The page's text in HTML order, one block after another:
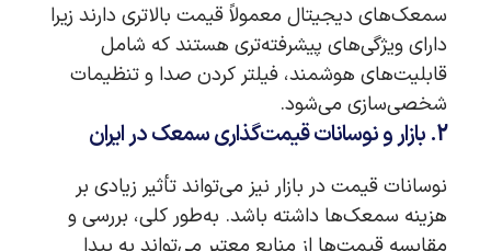
سمعک‌های دیجیتال معمولاً قیمت بالاتری دارند زیرا
دارای ویژگی‌های پیشرفته‌تری هستند که شامل
قابلیت‌های هوشمند، فیلتر کردن صدا و تنظیمات
شخصی‌سازی می‌شود.
2. بازار و نوسانات قیمت‌گذاری سمعک در ایران
نوسانات قیمت در بازار نیز می‌تواند تأثیر زیادی بر
هزینه‌ سمعک‌ها داشته باشد. به‌طور کلی، بررسی و